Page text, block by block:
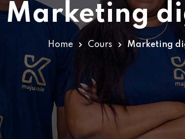
Marketing
Home Cours Marketing
Remember me Lost your